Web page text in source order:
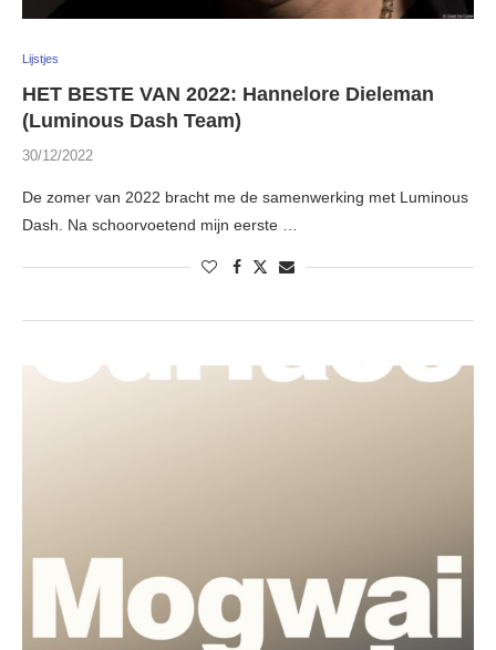
Lijstjes
HET BESTE VAN 2022: Hannelore Dieleman
(Luminous Dash Team)
30/12/2022
De zomer van 2022 bracht me de samenwerking met Luminous
Dash. Na schoorvoetend mijn eerste …